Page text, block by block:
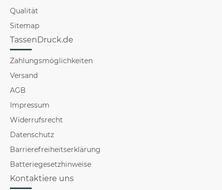
Qualität
Sitemap
TassenDruck.de
Zahlungsmöglichkeiten
Versand
AGB
Impressum
Widerrufsrecht
Datenschutz
Barrierefreiheitserklärung
Batteriegesetzhinweise
Kontaktiere uns